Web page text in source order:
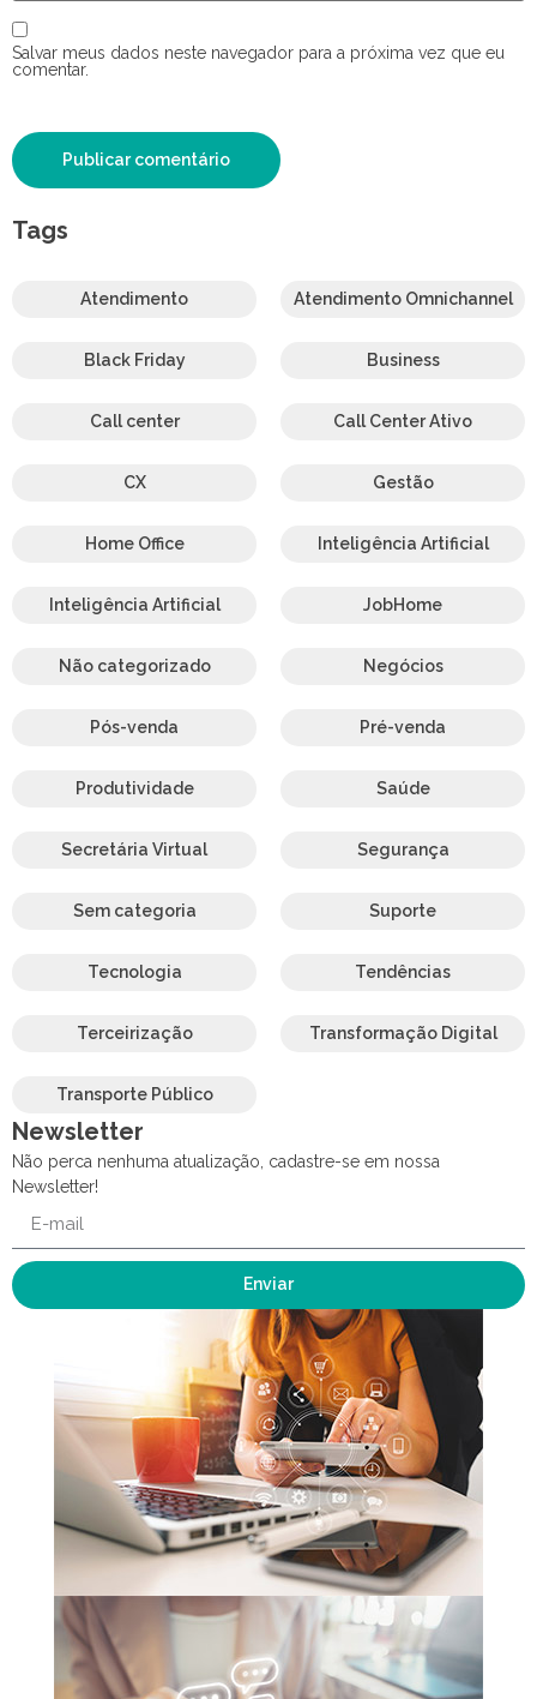
Salvar meus dados neste navegador para a próxima vez que eu
comentar.
Tags
Atendimento Atendimento Omnichannel
Black Friday Business
Call center Call Center Ativo
CX Gestão
Home Office Inteligência Artificial
Inteligência Artificial JobHome
Não categorizado Negócios
Pós-venda Pré-venda
Produtividade Saúde
Secretária Virtual Segurança
Sem categoria Suporte
Tecnologia Tendências
Terceirização Transformação Digital
Transporte Público
Newsletter
Não perca nenhuma atualização, cadastre-se em nossa
Newsletter!
Enviar